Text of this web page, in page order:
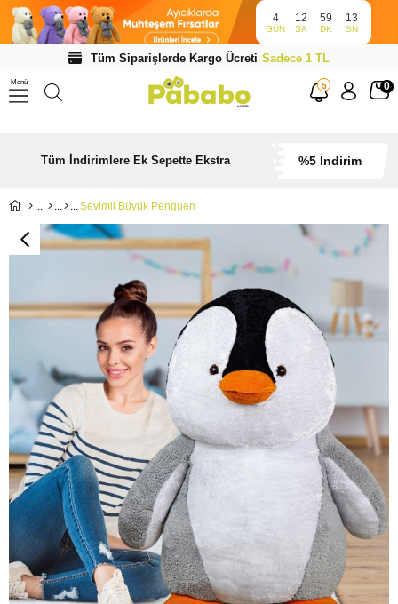
4
GÜN
12
SA
59
DK
12
SN
Tüm Siparişlerde Kargo Ücreti Sadece 1 TL
Menü 5 0
Tüm İndirimlere Ek Sepette Ekstra %5 İndirim
Sevimli Büyük Penguen